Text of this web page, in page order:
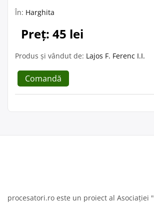
În: Harghita
Preț: 45 lei
Produs și vândut de: Lajos F. Ferenc I.I.
Comandă
procesatori.ro este un proiect al Asociației "